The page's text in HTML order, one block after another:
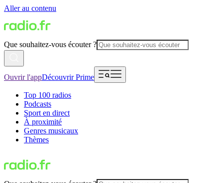
Aller au contenu
Que souhaitez-vous écouter ?
Ouvrir l'appDécouvrir Prime
Top 100 radios
Podcasts
Sport en direct
À proximité
Genres musicaux
Thèmes